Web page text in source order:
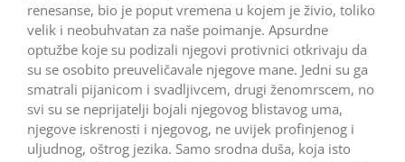
renesanse, bio je poput vremena u kojem je živio, toliko
velik i neobuhvatan za naše poimanje. Apsurdne
optužbe koje su podizali njegovi protivnici otkrivaju da
su se osobito preuveličavale njegove mane. Jedni su ga
smatrali pijanicom i svadljivcem, drugi ženomrscem, no
svi su se neprijatelji bojali njegovog blistavog uma,
njegove iskrenosti i njegovog, ne uvijek profinjenog i
uljudnog, oštrog jezika. Samo srodna duša, koja isto